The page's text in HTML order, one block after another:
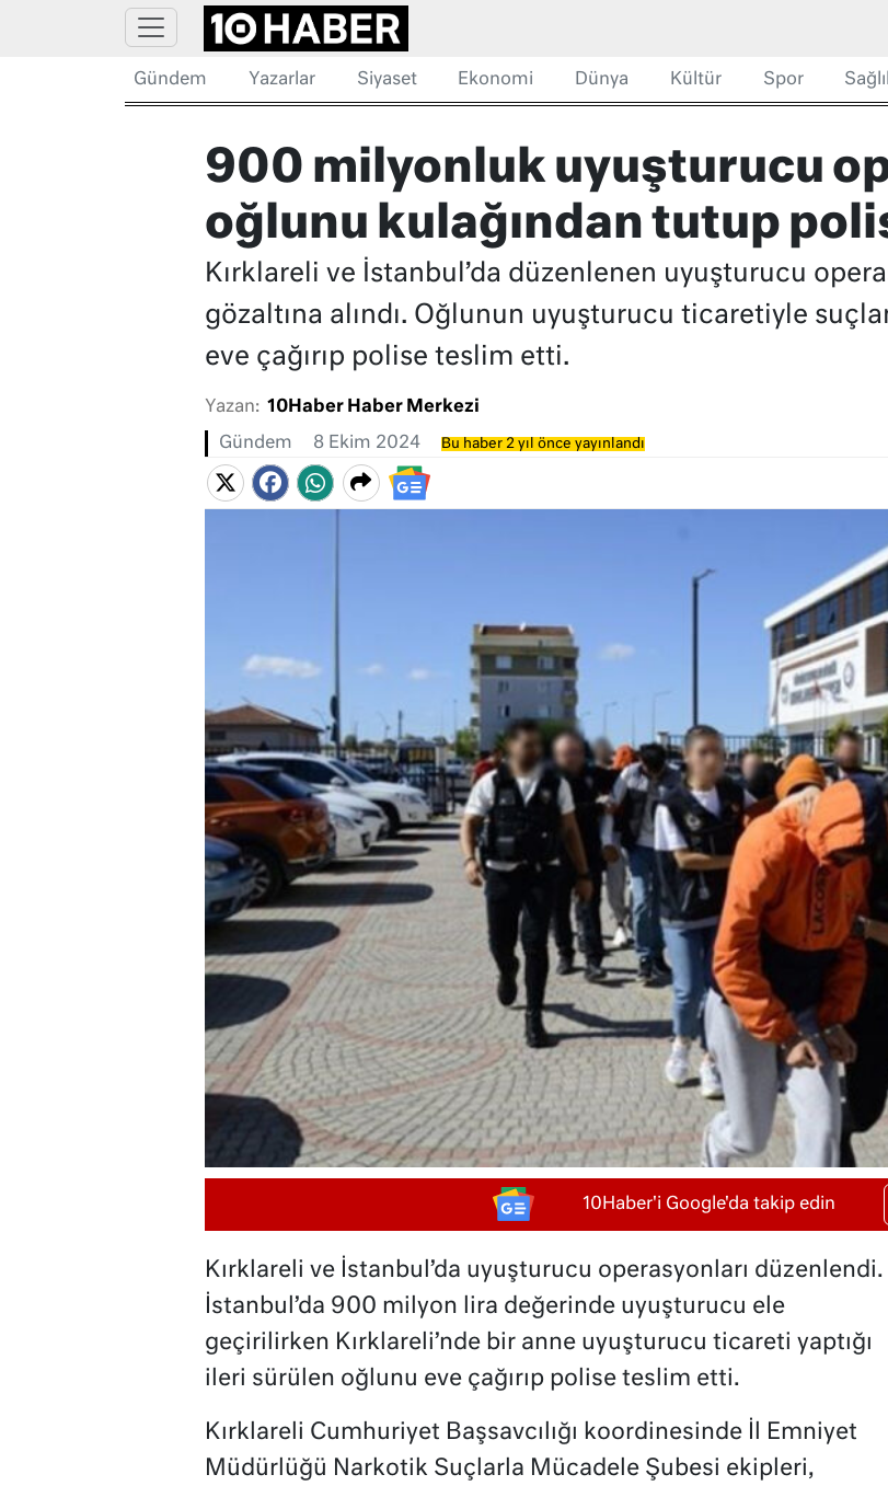
Gündem Yazarlar Siyaset Ekonomi Dünya Kültür Spor
900 milyonluk uyuşturucu
oğlunu kulağından tutup
Kırklareli ve İstanbul’da düzenlenen uyuşturucu
gözaltına alındı. Oğlunun uyuşturucu ticaretiyle
eve çağırıp polise teslim etti.
Yazan: 10Haber Haber Merkezi
Gündem 8 Ekim 2024 Bu haber 2 yıl önce yayınlandı
10Haber'i Google'da takip edin
Kırklareli ve İstanbul’da uyuşturucu operasyonları düzenlendi.
İstanbul’da 900 milyon lira değerinde uyuşturucu ele
geçirilirken Kırklareli’nde bir anne uyuşturucu ticareti yaptığı
ileri sürülen oğlunu eve çağırıp polise teslim etti.
Kırklareli Cumhuriyet Başsavcılığı koordinesinde İl Emniyet
Müdürlüğü Narkotik Suçlarla Mücadele Şubesi ekipleri,